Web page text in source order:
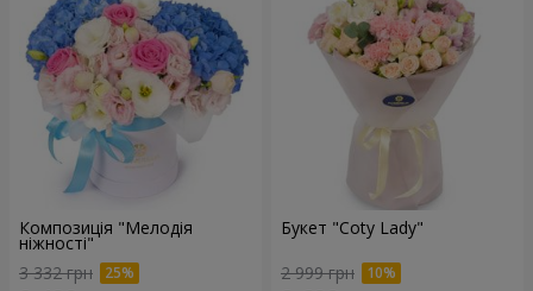
Композиція "Мелодія
ніжності"
3 332 грн
Букет "Coty Lady"
2 999 грн